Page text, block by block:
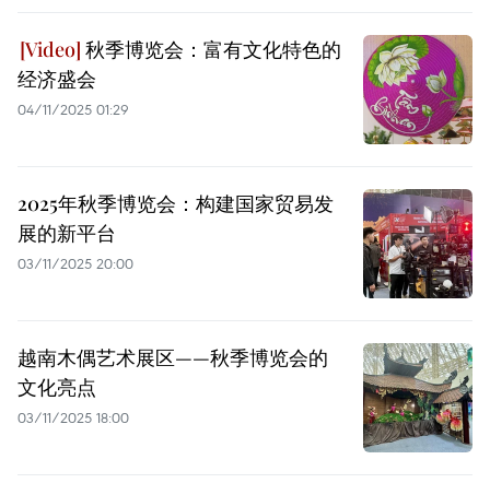
秋季博览会：富有文化特色的
经济盛会
04/11/2025 01:29
2025年秋季博览会：构建国家贸易发
展的新平台
03/11/2025 20:00
越南木偶艺术展区——秋季博览会的
文化亮点
03/11/2025 18:00